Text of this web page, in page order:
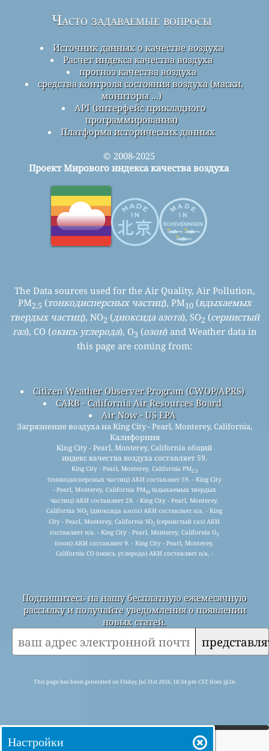
Часто задаваемые вопросы
Источник данных о качестве воздуха
Расчет индекса качества воздуха
прогноз качества воздуха
средства контроля состояния воздуха (маски,
мониторы ...)
API (интерфейс прикладного
программирования)
Платформа исторических данных
© 2008-2025
Проект Мирового индекса качества воздуха
The Data sources used for the Air Quality, Air Pollution,
PM2.5 (тонкодисперсных частиц), PM10(вдыхаемых
твердых частиц), NO2 (диоксида азота), SO2 (сернистый
газ), CO (окись углерода), O3 (озон) and Weather data in
this page are coming from:
Citizen Weather Observer Program (CWOP/APRS)
CARB - California Air Resources Board
Air Now - US EPA
Загрязнение воздуха на King City - Pearl, Monterey, California,
Калифорния
King City - Pearl, Monterey, California общий
индекс качества воздуха составляет 59.
King City - Pearl, Monterey, California PM2.5
(тонкодисперсных частиц) АКИ составляет 59. - King City
- Pearl, Monterey, California PM10(вдыхаемых твердых
частиц) АКИ составляет 28. - King City - Pearl, Monterey,
California NO2 (диоксида азота) АКИ составляет n/a. - King
City - Pearl, Monterey, California SO2 (сернистый газ) АКИ
составляет n/a. - King City - Pearl, Monterey, California O3
(озон) АКИ составляет 9. - King City - Pearl, Monterey,
California CO (окись углерода) АКИ составляет n/a. -
Подпишитесь на нашу бесплатную ежемесячную
рассылку и получайте уведомления о появлении
новых статей.
This page has been generated on Friday, Jul 31st 2026, 18:34 pm CST from jp2n
Настройки